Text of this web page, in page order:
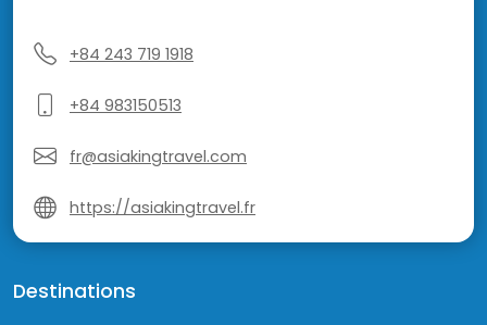
+84 243 719 1918
+84 983150513
fr@asiakingtravel.com
https://asiakingtravel.fr
Destinations